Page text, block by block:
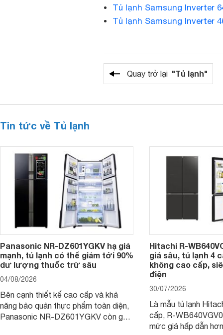
Tủ lạnh Samsung Inverter
Tủ lạnh Samsung Inverter
Quay trở lại "Tủ lạnh"
Tin tức về Tủ lạnh
Panasonic NR-DZ601YGKV hạ giá
mạnh, tủ lạnh có thể giảm tới 90%
dư lượng thuốc trừ sâu
04/08/2026
Bên cạnh thiết kế cao cấp và khả
năng bảo quản thực phẩm toàn diện,
Panasonic NR-DZ601YGKV còn gây
Hitachi R-
giá sâu, tủ lạnh 4
không cao cấp,
điện
30/07/2026
Là mẫu tủ lạnh
cấp, R-
mức giá hấp dẫn